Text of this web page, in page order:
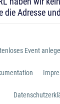
die Adresse
Event